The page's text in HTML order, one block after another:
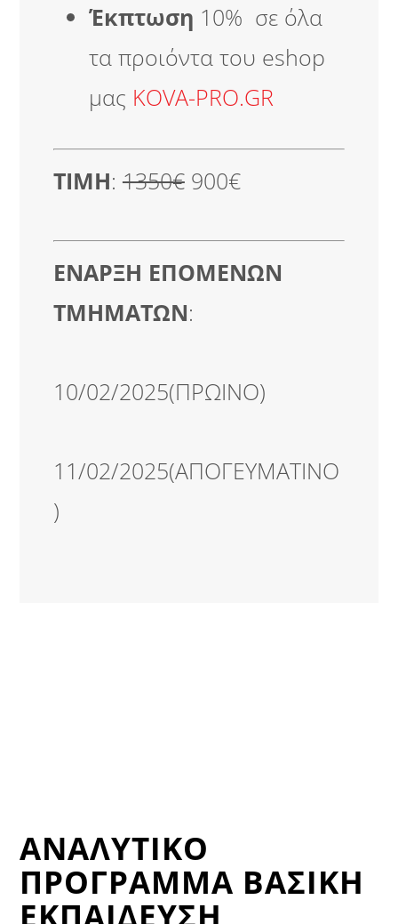
Έκπτωση 10% σε όλα
τα προιόντα του eshop
μας KOVA-PRO.GR
ΤΙΜΗ: 1350€900€
ΕΝΑΡΞΗ ΕΠΟΜΕΝΩΝ
ΤΜΗΜΑΤΩΝ:
10/02/2025(ΠΡΩΙΝΟ)
11/02/2025(ΑΠΟΓΕΥΜΑΤΙΝΟ
)
ΑΝΑΛΥΤΙΚΌ
ΠΡΌΓΡΑΜΜΑ ΒΑΣΙΚΗ
ΕΚΠΑΙΔΕΥΣΗ